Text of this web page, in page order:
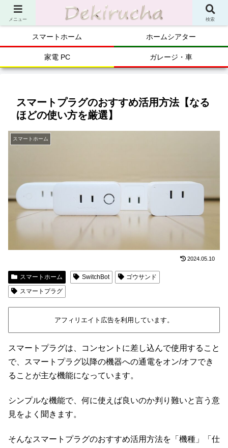
スマートホーム ホームシアター
家電 PC ガレージ・車
スマートプラグのおすすめ活用方法【なる
ほどの使い方を厳選】
スマートホーム
2024.05.10
スマートホーム SwitchBot
ゴウサンド
スマートプラグ
アフィリエイト広告を利用しています。
スマートプラグは、コンセントに差し込んで使用すること
で、スマートプラグ以降の機器への通電をオン/オフでき
ることが主な機能になっています。
シンプルな機能で、何に使えば良いのか判り難いと言う意
見をよく聞きます。
そんなスマートプラグのおすすめ活用方法を「機種」「仕
メニュー 検索